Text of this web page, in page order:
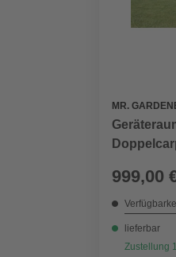
MR.
999,00
lieferbar
Zustellung